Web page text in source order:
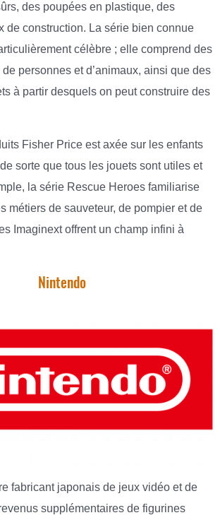
des poupées en plastique, des
de construction. La série bien connue
célèbre ; elle comprend des
personnes et d’animaux, ainsi que des
à partir desquels on peut construire des
Fisher Price est axée sur les enfants
sorte que tous les jouets sont utiles et
la série Rescue Heroes familiarise
métiers de sauveteur, de pompier et de
Imaginext offrent un champ infini à
Nintendo
fabricant japonais de jeux vidéo et de
supplémentaires de figurines